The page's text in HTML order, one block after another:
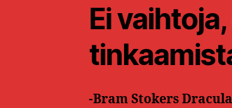
Ei
-Bram Stokers